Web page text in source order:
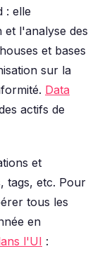
: elle
et l'analyse des
et bases
sur la
Data
actifs de
et
tags, etc. Pour
tous les
en
l'UI :